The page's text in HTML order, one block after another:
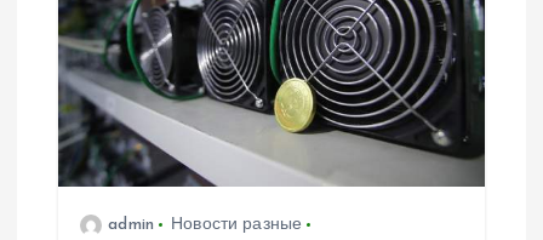
admin
Новости разные